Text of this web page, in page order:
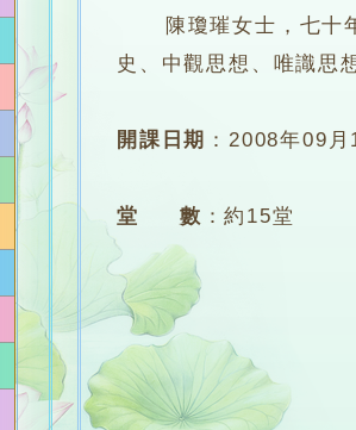
陳瓊璀女士，七十年
史、中觀思想、唯識思
開課日期 ：2008年09月
堂 數 ：約15堂